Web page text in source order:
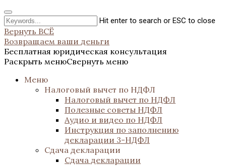
Hit enter to search or ESC to close
Вернуть ВСЁ
Возвращаем ваши деньги
Бесплатная юридическая консультация
Раскрыть менюСвернуть меню
Меню
Налоговый вычет по НДФЛ
Налоговый вычет по НДФЛ
Полезные советы НДФЛ
Аудио и видео по НДФЛ
Инструкция по заполнению
декларации 3-НДФЛ
Сдача декларации
Сдача декларации